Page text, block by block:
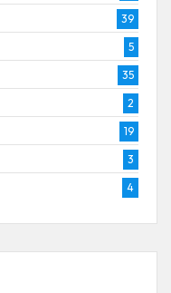
39
5
35
2
19
3
4